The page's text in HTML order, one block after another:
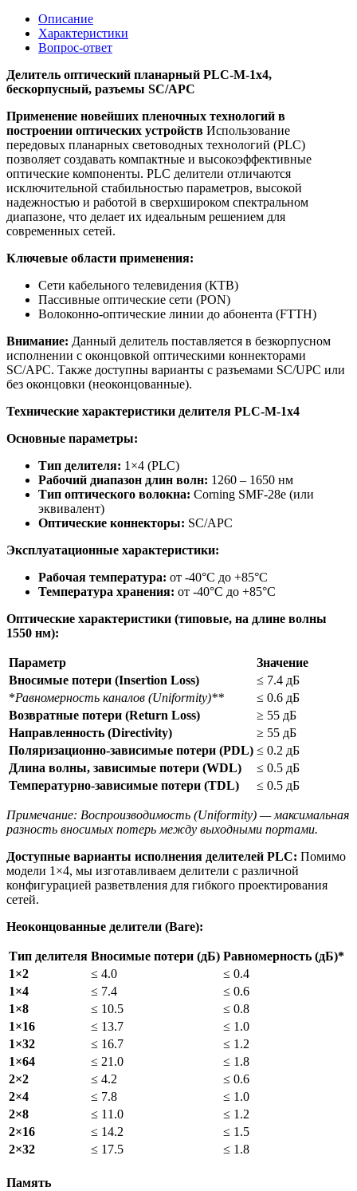
Описание
Характеристики
Вопрос-ответ
Делитель оптический планарный PLC-M-1x4,
бескорпусный, разъемы SC/APC
Применение новейших пленочных технологий в
построении оптических устройств Использование
передовых планарных световодных технологий (PLC)
позволяет создавать компактные и высокоэффективные
оптические компоненты. PLC делители отличаются
исключительной стабильностью параметров, высокой
надежностью и работой в сверхшироком спектральном
диапазоне, что делает их идеальным решением для
современных сетей.
Ключевые области применения:
Сети кабельного телевидения (КТВ)
Пассивные оптические сети (PON)
Волоконно-оптические линии до абонента (FTTH)
Внимание: Данный делитель поставляется в безкорпусном
исполнении с оконцовкой оптическими коннекторами
SC/APC. Также доступны варианты с разъемами SC/UPC или
без оконцовки (неоконцованные).
Технические характеристики делителя PLC-M-1x4
Основные параметры:
Тип делителя: 1×4 (PLC)
Рабочий диапазон длин волн: 1260 – 1650 нм
Тип оптического волокна: Corning SMF-28e (или
эквивалент)
Оптические коннекторы: SC/APC
Эксплуатационные характеристики:
Рабочая температура: от -40°C до +85°C
Температура хранения: от -40°C до +85°C
Оптические характеристики (типовые, на длине волны
1550 нм):
Параметр
Значение
Вносимые потери (Insertion Loss)
≤ 7.4 дБ
*Равномерность каналов (Uniformity)**
≤ 0.6 дБ
Возвратные потери (Return Loss)
≥ 55 дБ
Направленность (Directivity)
≥ 55 дБ
Поляризационно-зависимые потери (PDL) ≤ 0.2 дБ
Длина волны, зависимые потери (WDL)
≤ 0.5 дБ
Температурно-зависимые потери (TDL)
≤ 0.5 дБ
Примечание: Воспроизводимость (Uniformity) — максимальная
разность вносимых потерь между выходными портами.
Доступные варианты исполнения делителей PLC: Помимо
модели 1×4, мы изготавливаем делители с различной
конфигурацией разветвления для гибкого проектирования
сетей.
Неоконцованные делители (Bare):
Тип делителя Вносимые потери (дБ) Равномерность (дБ)*
1×2
≤ 4.0
≤ 0.4
1×4
≤ 7.4
≤ 0.6
1×8
≤ 10.5
≤ 0.8
1×16
≤ 13.7
≤ 1.0
1×32
≤ 16.7
≤ 1.2
1×64
≤ 21.0
≤ 1.8
2×2
≤ 4.2
≤ 0.6
2×4
≤ 7.8
≤ 1.0
2×8
≤ 11.0
≤ 1.2
2×16
≤ 14.2
≤ 1.5
2×32
≤ 17.5 ≤ 1.8
Память